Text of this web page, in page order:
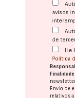
avisos
de
He
Política
Envío de
relativos